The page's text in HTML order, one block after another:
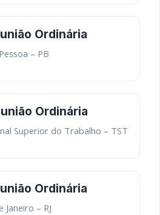
Ordinária
– PB
Ordinária
Superior do Trabalho – TST
Ordinária
Janeiro – RJ